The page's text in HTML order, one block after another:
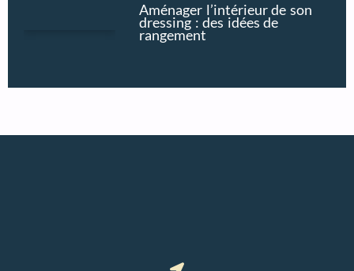
Aménager l’intérieur de son
dressing : des idées de
rangement